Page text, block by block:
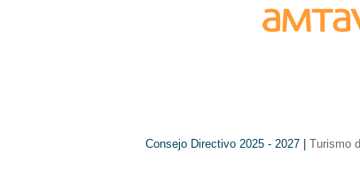
Consejo Directivo 2025 - 2027 | Turismo